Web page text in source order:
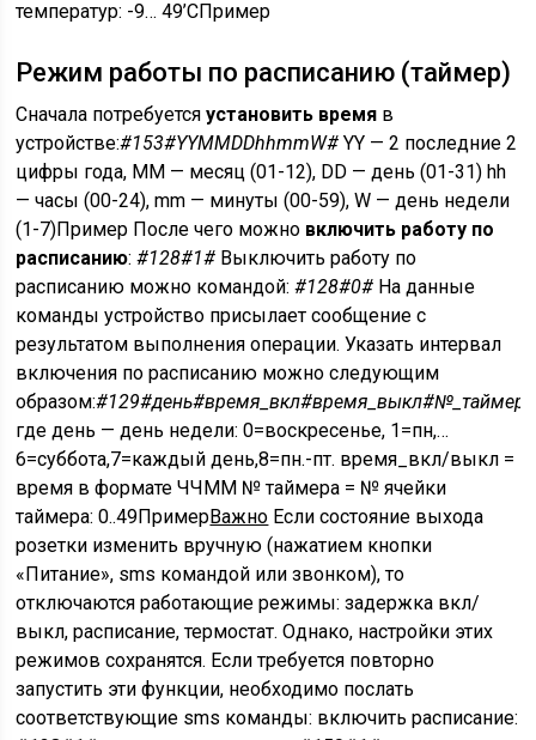
температур: -9… 49’CПример
Режим работы по расписанию (таймер)
Сначала потребуетсяустановить время в
устройстве:#153#YYMMDDhhmmW# YY — 2 последние 2
цифры года, MM — месяц (01-12), DD — день (01-31) hh
— часы (00-24), mm — минуты (00-59), W — день недели
(1-7)Пример После чего можно включить работу по
расписанию:#128#1# Выключить работу по
расписанию можно командой:#128#0# На данные
команды устройство присылает сообщение с
результатом выполнения операции. Указать интервал
включения по расписанию можно следующим
образом:
где день — день недели: 0=воскресенье, 1=пн,…
6=суббота,7=каждый день,8=пн.-пт. время_вкл/выкл =
время в формате ЧЧММ № таймера = № ячейки
таймера: 0..49ПримерВажно Если состояние выхода
розетки изменить вручную (нажатием кнопки
«Питание», sms командой или звонком), то
отключаются работающие режимы: задержка вкл/
выкл, расписание, термостат. Однако, настройки этих
режимов сохранятся. Если требуется повторно
запустить эти функции, необходимо послать
соответствующие sms команды: включить расписание: